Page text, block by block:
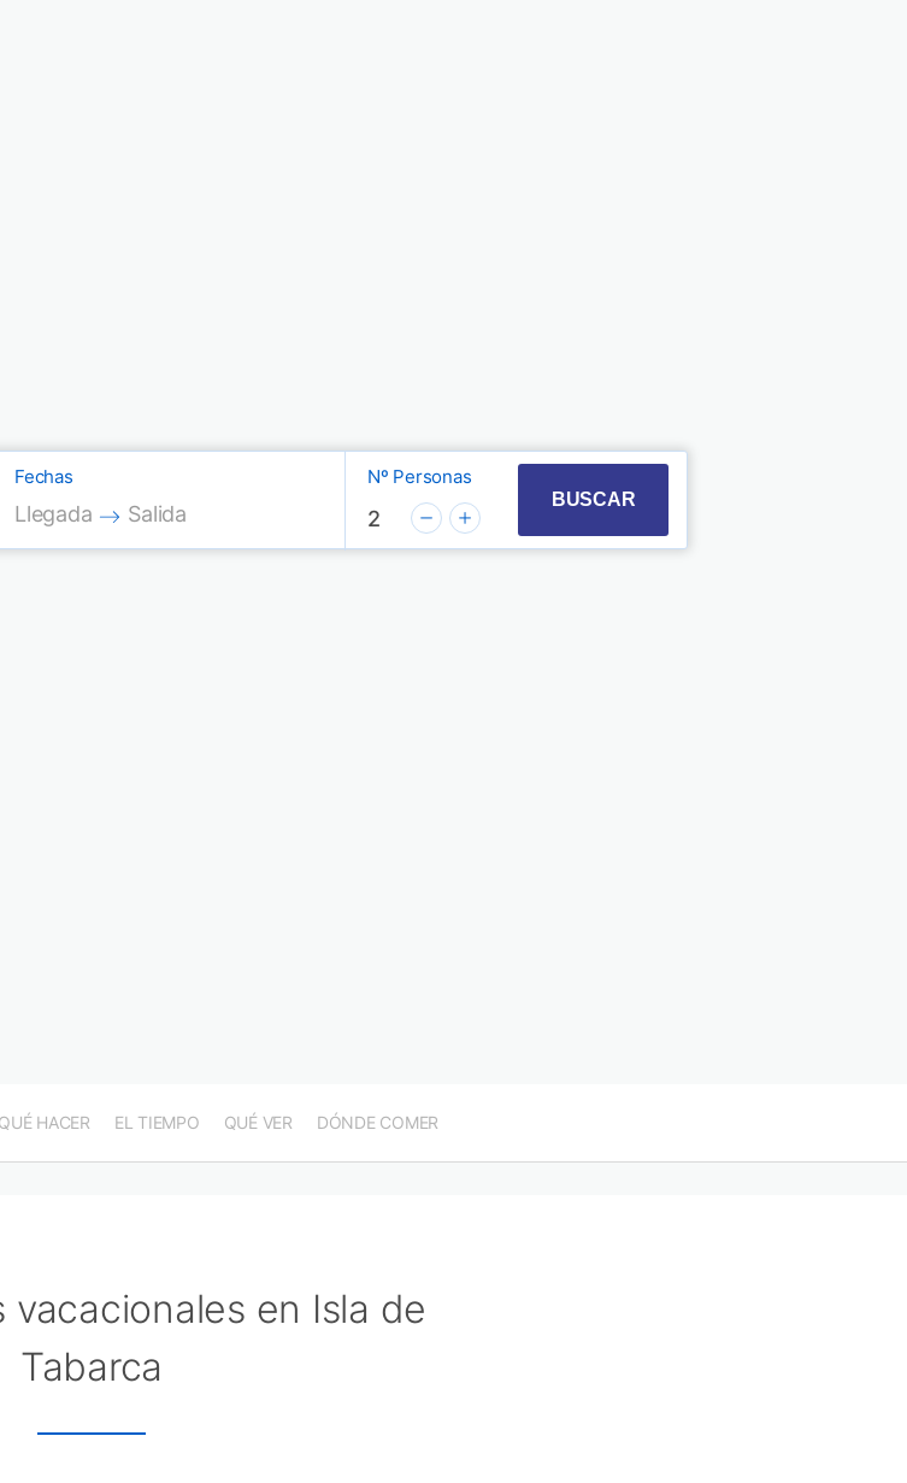
Fechas
Press the down arrow key to interact with the calendar and select a date. Press the
Llegada
Press the down arrow key to interact with the calendar and select a date.
Salida
Nº Personas
2
BUSCAR
QUÉ HACER EL TIEMPO QUÉ VER DÓNDE COMER
en Isla de
Tabarca